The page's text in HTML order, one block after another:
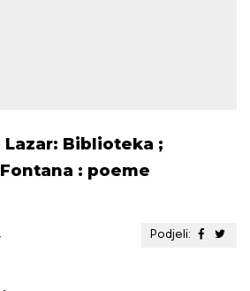
Lazar: Biblioteka ;
: poeme
Podjeli: